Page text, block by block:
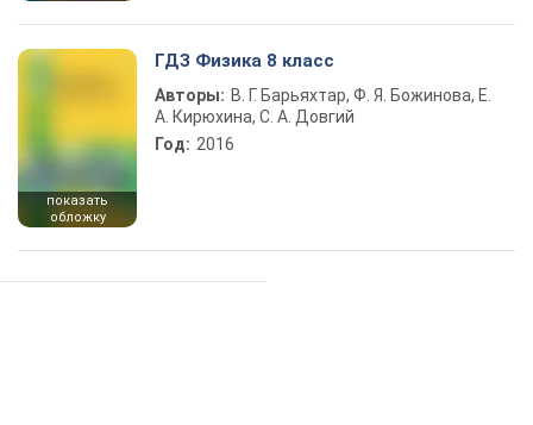
показать
обложку
ГДЗ Физика 8 класс
Авторы: В. Г. Барьяхтар, Ф. Я. Божинова, Е.
А. Кирюхина, С. А. Довгий
Год: 2016